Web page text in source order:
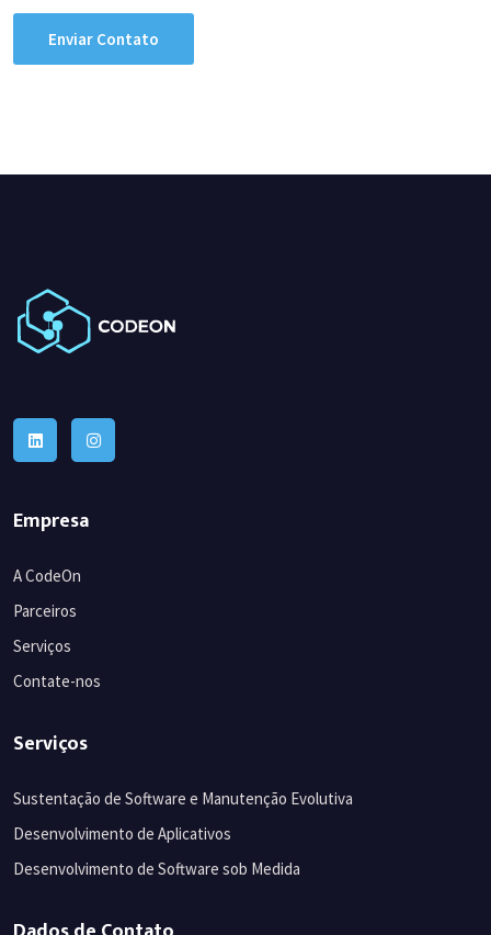
Enviar Contato
Empresa
A CodeOn
Parceiros
Serviços
Contate-nos
Serviços
Sustentação de Software e Manutenção Evolutiva
Desenvolvimento de Aplicativos
Desenvolvimento de Software sob Medida